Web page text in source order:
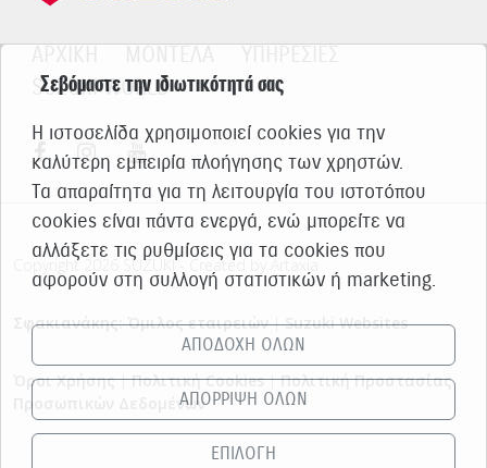
SUZUKI WORLD
Copyright 2026 SUZUKI - Created by Artaxia
Σφακιανάκης: Όμιλος εταιρειών|Suzuki Websites
Όροι Χρήσης|Πολιτική Cookies|Πολιτική Προστασίας
Προσωπικών Δεδομένων
Σεβόμαστε την ιδιωτικότητά σας
Η ιστοσελίδα χρησιμοποιεί cookies για την
καλύτερη εμπειρία πλοήγησης των χρηστών.
Τα απαραίτητα για τη λειτουργία του ιστοτόπου
cookies είναι πάντα ενεργά, ενώ μπορείτε να
αλλάξετε τις ρυθμίσεις για τα cookies που
αφορούν στη συλλογή στατιστικών ή marketing.
ΑΠΟΔΟΧΗ ΟΛΩΝ
ΑΠΟΡΡΙΨΗ ΟΛΩΝ
ΕΠΙΛΟΓΗ